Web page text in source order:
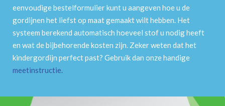
eenvoudige bestelformulier kunt u aangeven hoe u de
gordijnen het liefst op maat gemaakt wilt hebben. Het
systeem berekend automatisch hoeveel stof u nodig heeft
en wat de bijbehorende kosten zijn. Zeker weten dat het
kindergordijn perfect past? Gebruik dan onze handige
meetinstructie.